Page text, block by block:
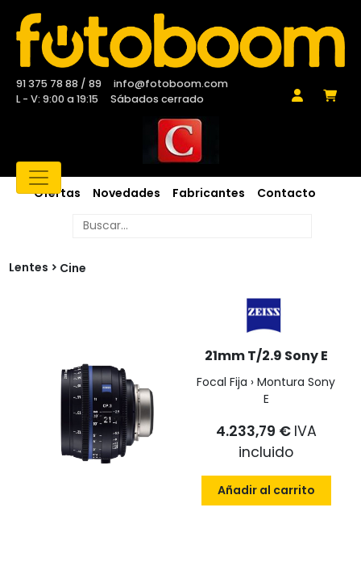
91 375 78 88 / 89
info@fotoboom.com
L - V: 9:00 a 19:15
Sábados cerrado
Ofertas Novedades Fabricantes Contacto
Lentes Cine
21mm T/2.9 Sony E
Focal Fija › Montura Sony
E
4.233,79 € IVA
incluido
Añadir al carrito